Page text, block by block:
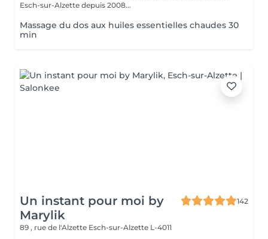
Esch-sur-Alzette depuis 2008...
Massage du dos aux huiles essentielles chaudes 30
min
Un instant pour moi by
Marylik
142
89 , rue de l'Alzette Esch-sur-Alzette L-4011